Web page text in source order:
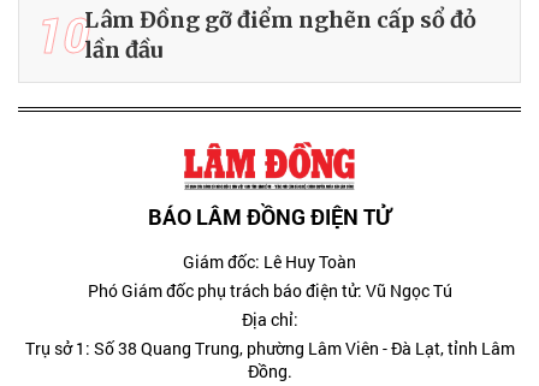
10Lâm Đồng gỡ điểm nghẽn cấp sổ đỏ
lần đầu
BÁO LÂM ĐỒNG ĐIỆN TỬ
Giám đốc: Lê Huy Toàn
Phó Giám đốc phụ trách báo điện tử: Vũ Ngọc Tú
Địa chỉ:
Trụ sở 1: Số 38 Quang Trung, phường Lâm Viên - Đà Lạt, tỉnh Lâm
Đồng.